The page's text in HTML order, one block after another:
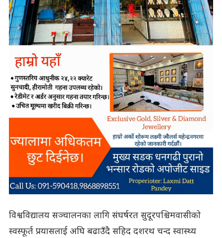
विश्वविद्यालय सञ्चालनका लागि संघर्षरत सुदूरपश्चिमवासीको
स्वस्फूर्त प्रयासलाई अघि बढाउँदै सहिद दशरथ चन्द स्वास्थ्य